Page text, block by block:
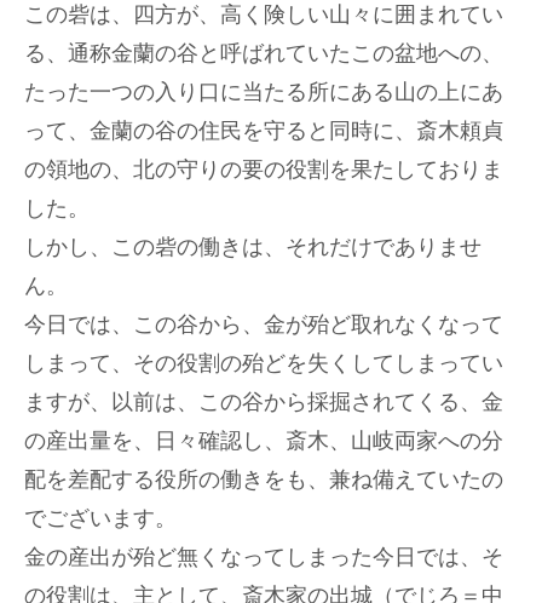
この砦は、四方が、高く険しい山々に囲まれてい
る、通称金蘭の谷と呼ばれていたこの盆地への、
たった一つの入り口に当たる所にある山の上にあ
って、金蘭の谷の住民を守ると同時に、斎木頼貞
の領地の、北の守りの要の役割を果たしておりま
した。
しかし、この砦の働きは、それだけでありませ
ん。
今日では、この谷から、金が殆ど取れなくなって
しまって、その役割の殆どを失くしてしまってい
ますが、以前は、この谷から採掘されてくる、金
の産出量を、日々確認し、斎木、山岐両家への分
配を差配する役所の働きをも、兼ね備えていたの
でございます。
金の産出が殆ど無くなってしまった今日では、そ
の役割は、主として、斎木家の出城（でじろ＝中